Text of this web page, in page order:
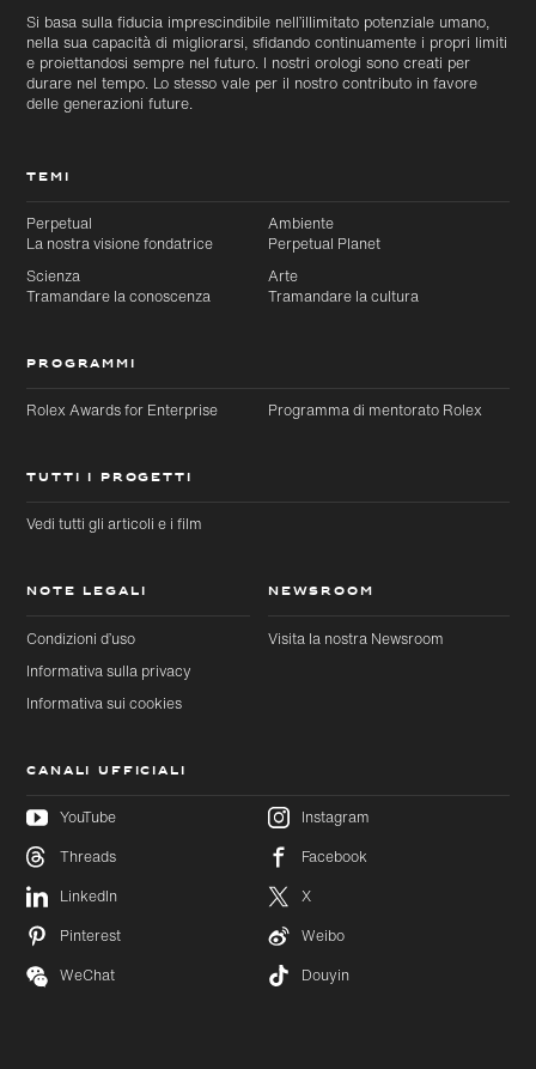
Passa al
contenuto
principale
Passa
al
Si basa sulla fiducia imprescindibile nell’illimitato potenziale umano,
nella sua capacità di migliorarsi, sfidando continuamente i propri limiti
e proiettandosi sempre nel futuro. I nostri orologi sono creati per
durare nel tempo. Lo stesso vale per il nostro contributo in favore
delle generazioni future.
TEMI
Perpetual
La nostra visione fondatrice
Ambiente
Perpetual Planet
Scienza
Tramandare la conoscenza
Arte
Tramandare la cultura
PROGRAMMI
Rolex Awards for Enterprise Programma di mentorato Rolex
TUTTI I PROGETTI
Vedi tutti gli articoli e i film
NOTE LEGALI
Condizioni d’uso
Informativa sulla privacy
Informativa sui cookies
NEWSROOM
Visita la nostra Newsroom
CANALI UFFICIALI
YouTube
Instagram
Threads
Facebook
LinkedIn
X
Pinterest
Weibo
WeChat
Douyin